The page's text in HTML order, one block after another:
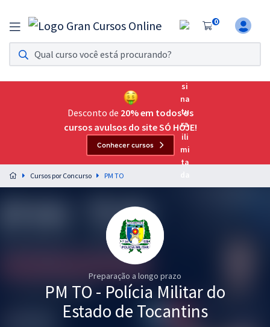
0
Assinatura Ilimitada 11
Acesso a todos os cursos. Teste grátis por 7 dias!
Assinatura OAB Até Passar
Acesso ilimitado a toda preparação para o Exame da
Preparação completa e intensiva para as principais
residências em saúde do Brasil
Desconto de 20% em todos os
cursos avulsos do site SÓ HOJE!
Conhecer cursos
Cursos por Concurso PM TO
Preparação a longo prazo
PM TO - Polícia Militar do
Estado de Tocantins